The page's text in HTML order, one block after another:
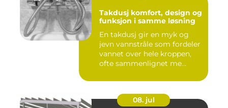
Takdusj komfort, design og
funksjon i samme løsning
En takdusj gir en myk og
jevn vannstråle som fordeler
vannet over hele kroppen,
ofte sammenlignet me...
08. jul